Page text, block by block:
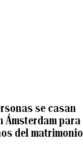
se casan
Ámsterdam para
del matrimonio